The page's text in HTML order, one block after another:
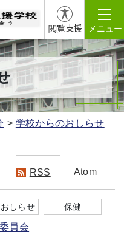
閲覧支援 メニュー
学校からのおしらせ
RSS Atom
しらせ 保健
員会